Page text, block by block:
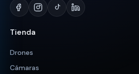
Tienda
Drones
Cámaras